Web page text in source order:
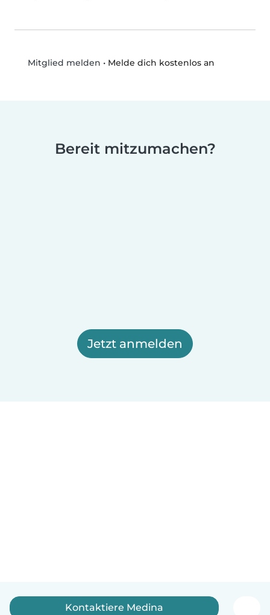
Mitglied melden • Melde dich kostenlos an
Bereit mitzumachen?
Jetzt anmelden
Kontaktiere Medina